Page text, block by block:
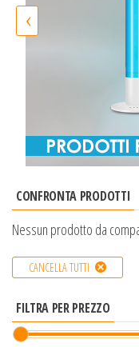
‹
CONFRONTA PRODOTTI
Nessun prodotto da
CANCELLA TUTTI
FILTRA PER PREZZO